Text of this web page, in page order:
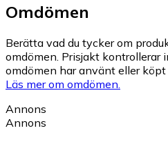
Omdömen
Berätta vad du tycker om
omdömen. Prisjakt kontrollerar
omdömen har använt eller
Läs mer om omdömen.
Annons
Annons